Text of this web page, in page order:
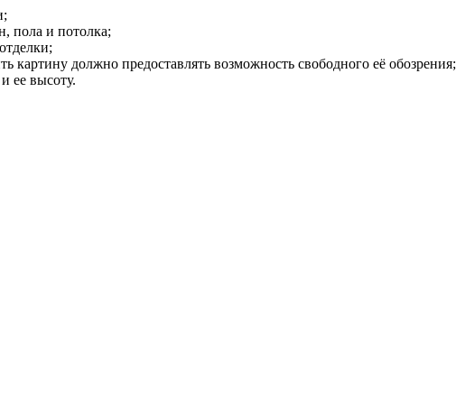
пола и потолка;
картину должно предоставлять возможность свободного её обозрения;
ее высоту.